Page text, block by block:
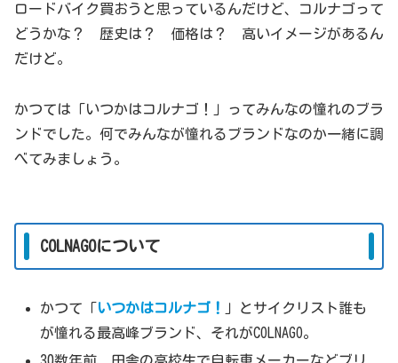
ロードバイク買おうと思っているんだけど、コルナゴって
どうかな？ 歴史は？ 価格は？ 高いイメージがあるん
だけど。
かつては「いつかはコルナゴ！」ってみんなの憧れのブラ
ンドでした。何でみんなが憧れるブランドなのか一緒に調
べてみましょう。
COLNAGOについて
かつて「いつかはコルナゴ！
」とサイクリスト誰も
が憧れる最高峰ブランド、それがCOLNAGO。